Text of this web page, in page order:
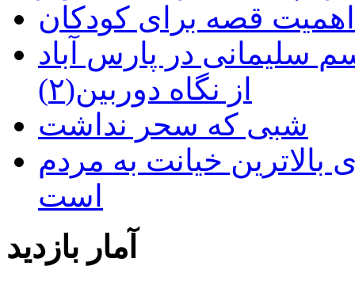
سلیمانی در پارس آباد
از نگاه دوربین(۲)
شبی که سحر نداشت
خیانت به مردم
است
آمار بازدید